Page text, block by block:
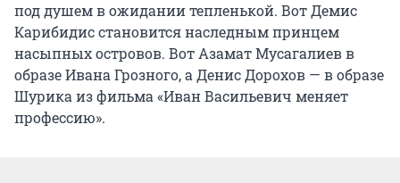
под душем в ожидании тепленькой. Вот Демис
Карибидис становится наследным принцем
насыпных островов. Вот Азамат Мусагалиев в
образе Ивана Грозного, а Денис Дорохов — в образе
Шурика из фильма «Иван Васильевич меняет
профессию».